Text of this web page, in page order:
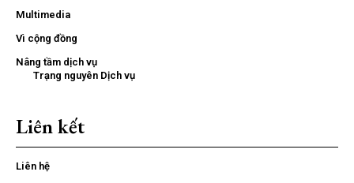
Multimedia
Vì cộng đồng
Nâng tầm dịch vụ
Trạng nguyên Dịch vụ
Liên kết
Liên hệ